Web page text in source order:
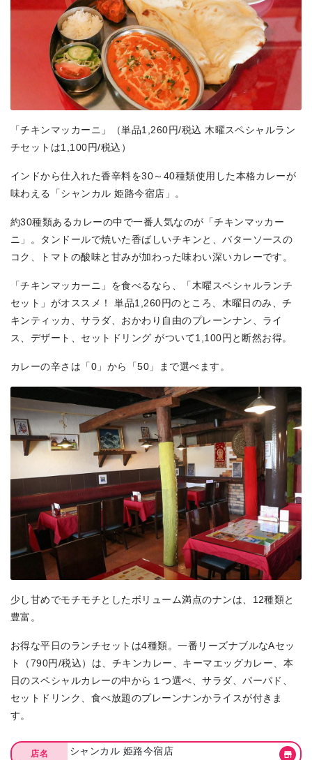
「チキンマッカーニ」（単品1,260円/税込 木曜スペシャルラン
チセットは1,100円/税込）
インドから仕入れた香辛料を30～40種類使用した本格カレーが
味わえる「シャンカル 姫路今宿店」。
約30種類あるカレーの中で一番人気なのが「チキンマッカー
ニ」。タンドールで焼いた香ばしいチキンと、バターソースの
コク、トマトの酸味と甘みが加わった味わい深いカレーです。
「チキンマッカーニ」を食べるなら、「木曜スペシャルランチ
セット」がオススメ！ 単品1,260円のところ、木曜日のみ、チ
キンティッカ、サラダ、おかわり自由のプレーンナン、ライ
ス、デザート、セットドリング がついて1,100円と断然お得。
カレーの辛さは「0」から「50」まで選べます。
少し甘めでモチモチとしたボリューム満点のナンは、12種類と
豊富。
お得な平日のランチセットは4種類。一番リーズナブルなAセッ
ト（790円/税込）は、チキンカレー、キーマエッグカレー、本
日のスペシャルカレーの中から１つ選べ、サラダ、パーパド、
セットドリンク、食べ放題のプレーンナンかライスが付きま
す。
店名 シャンカル 姫路今宿店